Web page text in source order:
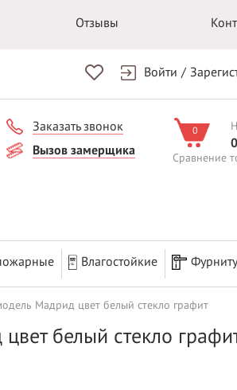
Отзывы
Войти /
Заказать звонок
Вызов замерщика
0
Сравнение
Влагостойкие
Мадрид цвет белый стекло графит
белый стекло